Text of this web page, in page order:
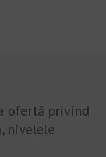
ofertă privind
nivelele